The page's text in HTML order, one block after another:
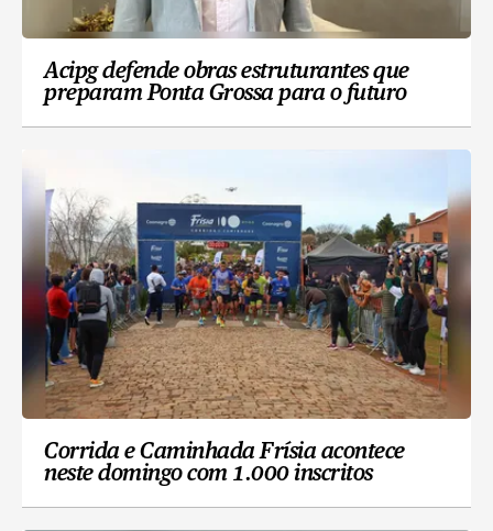
Acipg defende obras estruturantes que
preparam Ponta Grossa para o futuro
Corrida e Caminhada Frísia acontece
neste domingo com 1.000 inscritos